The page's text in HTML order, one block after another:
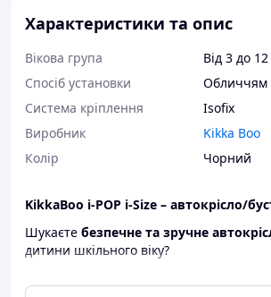
Характеристики та опис
Вікова група
Від 3 до 12
Спосіб установки
Обличчям
Система кріплення
Isofix
Виробник
Kikka Boo
Колір
Чорний
KikkaBoo i-POP i-Size – автокрісло/
Шукаєте безпечне та зручне
дитини шкільного віку?